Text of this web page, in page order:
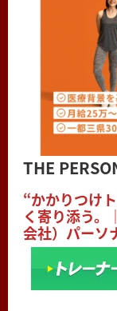
THE
“かかりつけ
く寄り添う
会社）パーソ